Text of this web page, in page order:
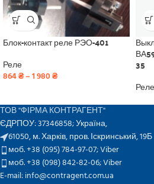
Блок-контакт реле РЭО-401
Реле
864₴–1 980₴
35
Реле
ТОВ "ФІРМА КОНТРАГЕНТ"
ЄДРПОУ: 37346858; Україна,
61050, м. Харків, пров. Іскринський, 19Б
моб. +38 (095) 784-97-07;Viber
моб. +38 (098) 842-82-06;Viber
E-mail: info@contragent.com.ua